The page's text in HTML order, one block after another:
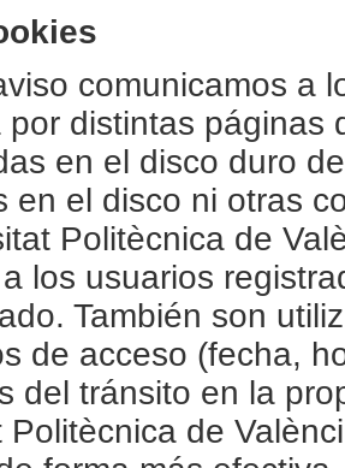
comunicamos a
por distintas páginas
en el disco duro
en el disco ni otras
Politècnica de
los usuarios
También son
de acceso (fecha,
del tránsito en la
Politècnica de